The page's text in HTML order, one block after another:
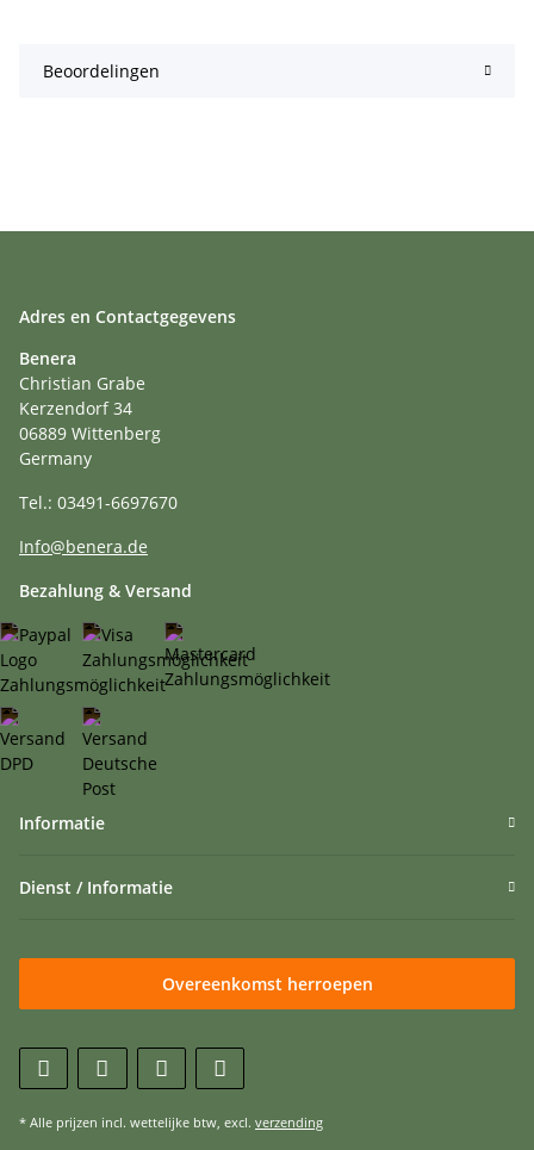
Beoordelingen
Adres en Contactgegevens
Benera
Christian Grabe
Kerzendorf 34
06889 Wittenberg
Germany
Tel.: 03491-6697670
Info@benera.de
Bezahlung & Versand
Informatie
Dienst / Informatie
Overeenkomst herroepen
* Alle prijzen incl. wettelijke btw, excl. verzending